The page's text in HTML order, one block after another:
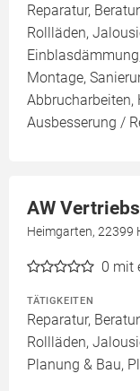
Reparatur,
Rollläden,
Montage,
Ausbesserung /
AW
Heimgarten, 22399
0 mit
TÄTIGKEITEN
Reparatur,
Rollläden,
Planung & Bau,